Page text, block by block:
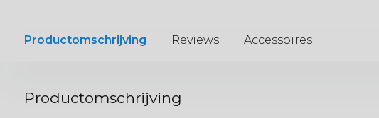
Productomschrijving Reviews Accessoires
Productomschrijving